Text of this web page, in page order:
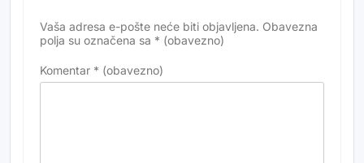
Vaša adresa e-pošte neće biti objavljena. Obavezna
polja su označena sa * (obavezno)
Komentar * (obavezno)
Alternative: